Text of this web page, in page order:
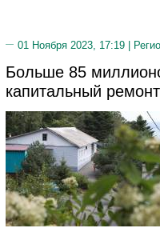
01 Ноября 2023, 17:19 |
Больше 85
капитальный